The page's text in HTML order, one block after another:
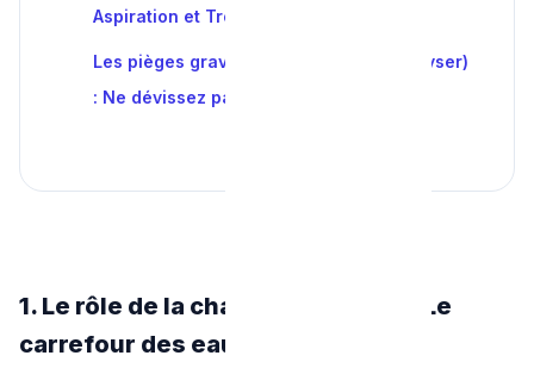
Aspiration et Trombe Curatrice
Les pièges graves (Gaz H2S et Effet Geyser)
: Ne dévissez pas !
1. Le rôle de la chambre de visite : Le
carrefour des eaux